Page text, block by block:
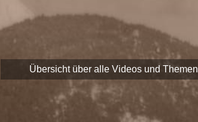
und der
und gesellschaftliche Erbe Saalfeldens
haben!
Übersicht über alle Videos und Themen